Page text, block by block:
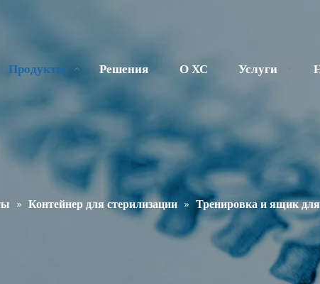
Продукты Решения О ХС Услуги
» Контейнер для стерилизации » Тренировка и ящик